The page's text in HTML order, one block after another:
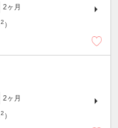
2ヶ月
2 ）
2ヶ月
2 ）